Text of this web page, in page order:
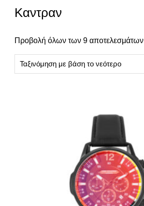
Καντραν
Προβολή όλων των 9 αποτελεσμάτων